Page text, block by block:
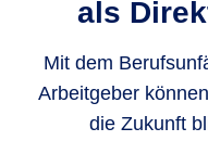
als
Mit dem
Arbeitgeber
die Zukunft